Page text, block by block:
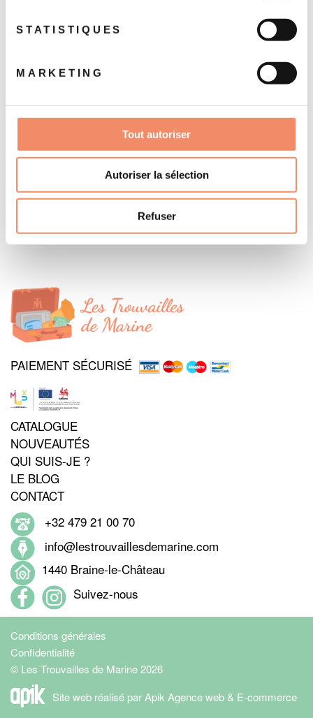
STATISTIQUES
MARKETING
Tout autoriser
Autoriser la sélection
Refuser
Sculpture violoniste
180 €
Plateau en métal
avec anciennes
20 €
PAIEMENT SÉCURISÉ
CATALOGUE
NOUVEAUTÉS
QUI SUIS-JE ?
LE BLOG
CONTACT
+32 479 21 00 70
info@lestrouvaillesdemarine.com
1440 Braine-le-Château
Suivez-nous
Conditions générales
Confidentialité
© Les Trouvailles de Marine 2026
Site web réalisé par Apik Agence web & E-commerce